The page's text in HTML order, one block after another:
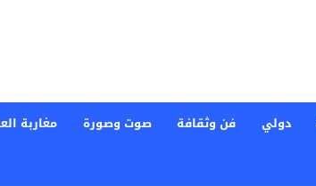
دولي فن وثقافة صوت وصورة مغاربة